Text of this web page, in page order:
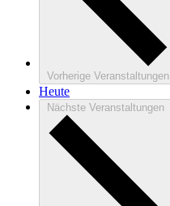
Vorherige Veranstaltungen
Heute
Nächste Veranstaltungen